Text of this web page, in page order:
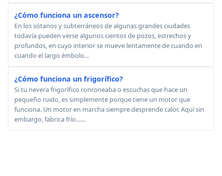
¿Cómo funciona un ascensor?
En los sótanos y subterráneos de algunas grandes ciudades
todavía pueden verse algunos cientos de pozos, estrechos y
profundos, en cuyo interior se mueve lentamente de cuando en
cuando el largo émbolo...
¿Cómo funciona un frigorífico?
Si tu nevera frigorífico ronroneaba o escuchas que hace un
pequeño ruido, es simplemente porque tiene un motor que
funciona. Un motor en marcha siempre desprende calor. Aquí sin
embargo, fabrica frío…...